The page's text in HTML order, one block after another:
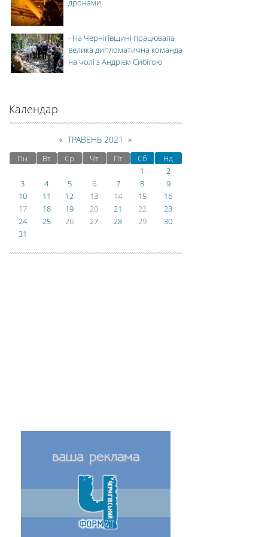
дронами
- На Чернігівщині працювала
велика дипломатична команда
на чолі з Андрієм Сибігою
Календар
« ТРАВЕНЬ 2021 »
Пн Вт Ср Чт Пт Сб
Нд
1
2
3
4 5 6 7 8
9
10
11 12 13 14 15
16
17
18 19 20 21 22
23
24
25 26 27 28 29
30
31